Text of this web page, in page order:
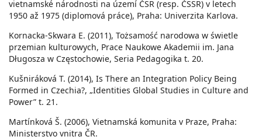
vietnamské národnosti na území ČSR (resp. ČSSR) v letech
1950 až 1975 (diplomová práce), Praha: Univerzita Karlova.
Kornacka-Skwara E. (2011), Tożsamość narodowa w świetle
przemian kulturowych, Prace Naukowe Akademii im. Jana
Długosza w Częstochowie, Seria Pedagogika t. 20.
Kušniráková T. (2014), Is There an Integration Policy Being
Formed in Czechia?, „Identities Global Studies in Culture and
Power” t. 21.
Martínková Š. (2006), Vietnamská komunita v Praze, Praha:
Ministerstvo vnitra ČR.